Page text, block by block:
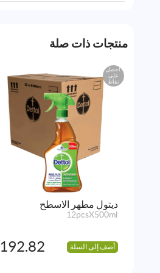
منتجات ذات صلة
احصل
على
نقاط
ديتول مطهر الاسطح
12pcsX500ml
أضف إلى السلة 192.82